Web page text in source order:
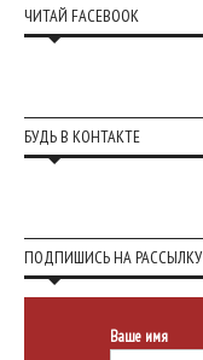
ЧИТАЙ FACEBOOK
БУДЬ В КОНТАКТЕ
ПОДПИШИСЬ НА РАССЫЛКУ
Ваше имя